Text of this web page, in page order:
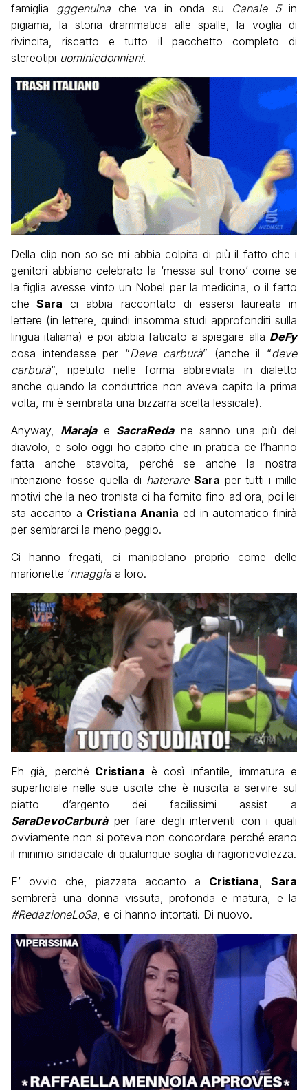
famiglia gggenuinache va in onda su Canale 5in
pigiama, la storia drammatica alle spalle, la voglia di
rivincita, riscatto e tutto il pacchetto completo di
stereotipi uominiedonniani.
Della clip non so se mi abbia colpita di più il fatto che i
genitori abbiano celebrato la ‘messa sul trono’ come se
la figlia avesse vinto un Nobel per la medicina, o il fatto
che Sara ci abbia raccontato di essersi laureata in
lettere (in lettere, quindi insomma studi approfonditi sulla
lingua italiana) e poi abbia faticato a spiegare alla DeFy
cosa intendesse per “Deve carburà” (anche il “deve
carburà“, ripetuto nelle forma abbreviata in dialetto
anche quando la conduttrice non aveva capito la prima
volta, mi è sembrata una bizzarra scelta lessicale).
Anyway, Marajae SacraRedane sanno una più del
diavolo, e solo oggi ho capito che in pratica ce l’hanno
fatta anche stavolta, perché se anche la nostra
intenzione fosse quella di haterare Sara per tutti i mille
motivi che la neo tronista ci ha fornito fino ad ora, poi lei
sta accanto a Cristiana Anania ed in automatico finirà
per sembrarci la meno peggio.
Ci hanno fregati, ci manipolano proprio come delle
marionette ‘nnaggia a loro.
Eh già, perché Cristiana è così infantile, immatura e
superficiale nelle sue uscite che è riuscita a servire sul
piatto d’argento dei facilissimi assist a
SaraDevoCarburàper fare degli interventi con i quali
ovviamente non si poteva non concordare perché erano
il minimo sindacale di qualunque soglia di ragionevolezza.
E’ ovvio che, piazzata accanto a Cristiana, Sara
sembrerà una donna vissuta, profonda e matura, e la
#RedazioneLoSa, e ci hanno intortati. Di nuovo.